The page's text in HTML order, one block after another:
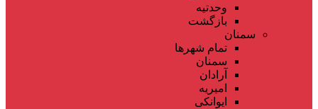
وحدتیه
بازگشت
سمنان
تمام شهر‌ها
سمنان
آرادان
امیریه
ایوانکی